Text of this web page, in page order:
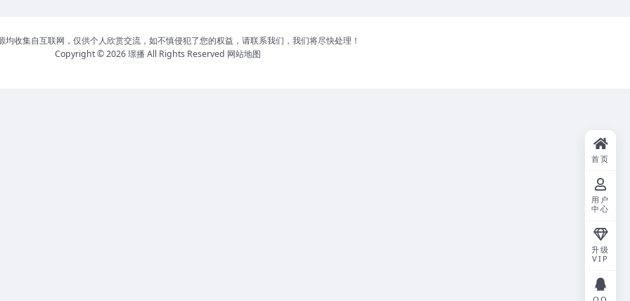
均收集自互联网，仅供个人欣赏交流，如不慎侵犯了您的权益，请联系我们，我们将尽快处理！
Copyright © 2026璟播All Rights Reserved 网站地图
首页
用户
中心
升级
VIP